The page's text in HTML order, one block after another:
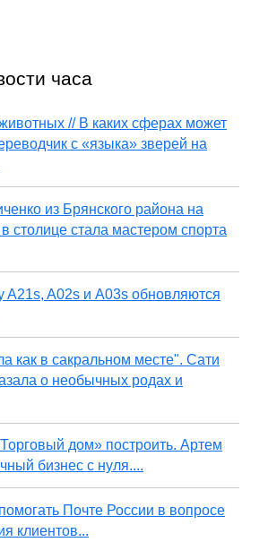
часа
// В каких сферах может
с «языка» зверей на
из Брянского района на
столице стала мастером спорта
A21s, A02s и A03s обновляются
как в сакральном месте". Сати
о необычных родах и
дом» построить. Артем
бизнес с нуля....
Почте России в вопросе
клиентов...